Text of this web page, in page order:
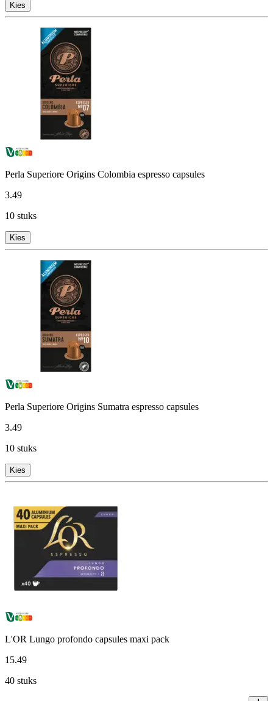
Kies
Perla Superiore Origins Colombia espresso capsules
3.49
10 stuks
Kies
Perla Superiore Origins Sumatra espresso capsules
3.49
10 stuks
Kies
L'OR Lungo profondo capsules maxi pack
15.49
40 stuks